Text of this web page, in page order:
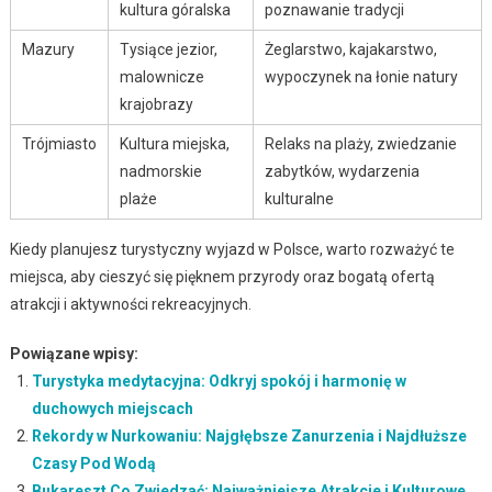
kultura góralska poznawanie tradycji
Mazury
Tysiące jezior,
malownicze
krajobrazy
Żeglarstwo, kajakarstwo,
wypoczynek na łonie natury
Trójmiasto
Kultura miejska,
nadmorskie
plaże
Relaks na plaży, zwiedzanie
zabytków, wydarzenia
kulturalne
Kiedy planujesz turystyczny wyjazd w Polsce, warto rozważyć te
miejsca, aby cieszyć się pięknem przyrody oraz bogatą ofertą
atrakcji i aktywności rekreacyjnych.
Powiązane wpisy:
Turystyka medytacyjna: Odkryj spokój i harmonię w
duchowych miejscach
Rekordy w Nurkowaniu: Najgłębsze Zanurzenia i Najdłuższe
Czasy Pod Wodą